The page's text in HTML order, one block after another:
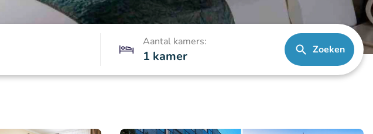
Aantal kamers:
1 kamer Zoeken